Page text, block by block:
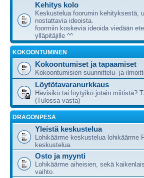
Kehitys kolo
Keskustelua foorumin kehityksestä,
nostattavia ideoista.
foormiin koskevia ideoida viedään
ylläpitäjille ^^
KOKOONTUMINEN
Kokoontumiset ja tapaamiset
Kokoontumisien suunnittelu- ja
Löytötavaranurkkaus
Hävisikö tai löytyikö jotain miitistä?
(Tulossa vasta)
DRAGONPESÄ
Yleistä keskustelua
Lohikäärme keskustelua lohikäärme
keskustelua.
Osto ja myynti
Lohikäärme aiheisien, sekä
vaihto.